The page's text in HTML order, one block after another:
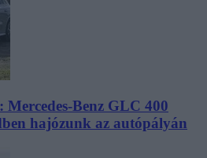
Benz GLC 400
hajózunk az autópályán